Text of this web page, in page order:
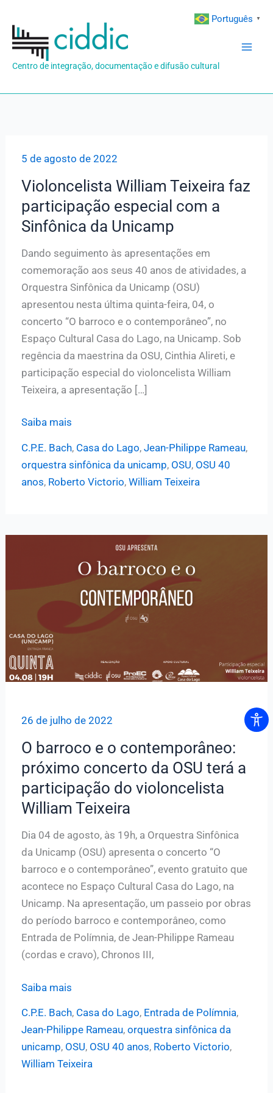
para
conteúdo
Centro de integração, documentação e difusão cultural
5 de agosto de 2022
Violoncelista William Teixeira faz
participação especial com a
Sinfônica da Unicamp
Dando seguimento às apresentações em
comemoração aos seus 40 anos de atividades, a
Orquestra Sinfônica da Unicamp (OSU)
apresentou nesta última quinta-feira, 04, o
concerto “O barroco e o contemporâneo”, no
Espaço Cultural Casa do Lago, na Unicamp. Sob
regência da maestrina da OSU, Cinthia Alireti, e
participação especial do violoncelista William
Teixeira, a apresentação […]
Violoncelista
participação
Unicamp
Saiba mais
C.P.E. Bach, Casa do Lago, Jean-Philippe Rameau,
orquestra sinfônica da unicamp, OSU, OSU 40
anos, Roberto Victorio, William Teixeira
26 de julho de 2022
O barroco e o contemporâneo:
próximo concerto da OSU terá a
participação do violoncelista
William Teixeira
Dia 04 de agosto, às 19h, a Orquestra Sinfônica
da Unicamp (OSU) apresenta o concerto “O
barroco e o contemporâneo”, evento gratuito que
acontece no Espaço Cultural Casa do Lago, na
Unicamp. Na apresentação, um passeio por obras
do período barroco e contemporâneo, como
Entrada de Polímnia, de Jean-Philippe Rameau
(cordas e cravo), Chronos III,
O
contemporâneo:
Saiba mais
C.P.E. Bach, Casa do Lago, Entrada de Polímnia,
Jean-Philippe Rameau, orquestra sinfônica da
unicamp, OSU, OSU 40 anos, Roberto Victorio,
William Teixeira
Português ▼